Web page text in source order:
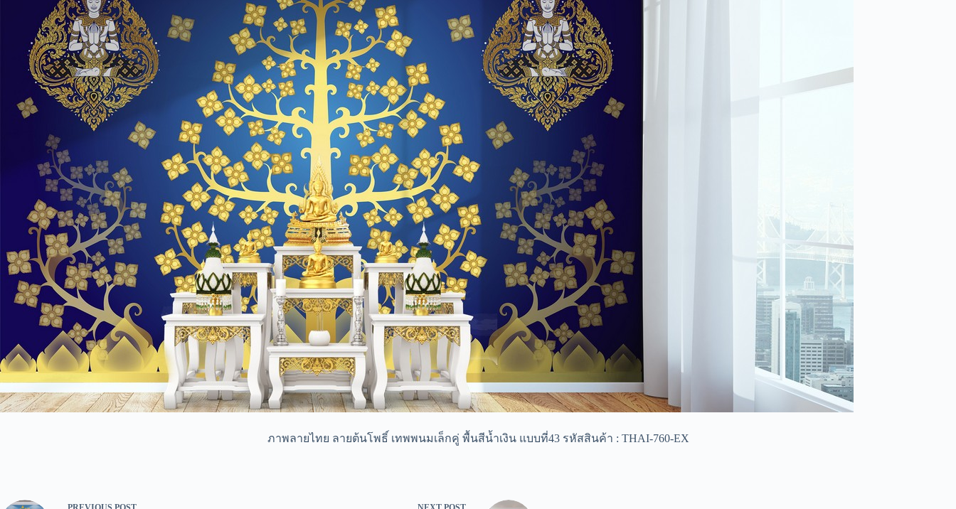
ภาพลายไทย ลายต้นโพธิ์ เทพพนมเล็กคู่ พื้นสีน้ำเงิน แบบที่43 รหัสสินค้า : THAI-760-EX